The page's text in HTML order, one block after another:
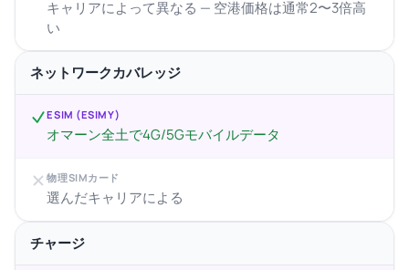
キャリアによって異なる — 空港価格は通常2〜3倍高
い
ネットワークカバレッジ
ESIM (ESIMY)
オマーン全土で4G/5Gモバイルデータ
物理SIMカード
選んだキャリアによる
チャージ